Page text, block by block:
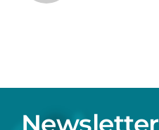
Newsletter